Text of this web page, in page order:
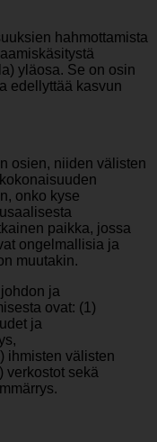
hahmottamista
yläosa. Se on osin
edellyttää kasvun
osien, niiden välisten
onko kyse
paikka, jossa
ongelmallisia ja
muutakin.
ja
ovat: (1)
ja
ihmisten välisten
verkostot sekä